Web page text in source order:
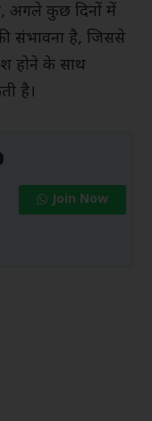
अगले कुछ दिनों में
संभावना है, जिससे
होने के साथ
है।
Join Now